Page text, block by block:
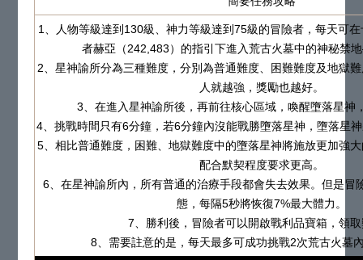
1、人物等級達到130級、神力等級達到75級的冒險者，每天可
者赫亞（242,483）的指引下進入荒古火墓中的神秘禁
2、星神諭所分為三種難度，分別為普通難度、困難難度及地獄
人就越強，獎勵也越好。
3、在進入星神諭所後，再前往核心區域，喚醒墮落星神
4、挑戰時間只有6分鐘，若6分鐘內沒能戰勝墮落星神，墮落星
5、相比普通難度，困難、地獄難度中的墮落星神將施放更加強
配合默契程度要求更高。
6、在星神諭所內，所有普通的治療手段都會失去效果。但是冒
態，每隔5秒將恢復7%最大體力。
7、勝利後，冒險者可以開啟戰利品寶箱，領
8、需要註意的是，每天最多可成功挑戰2次荒古火墓